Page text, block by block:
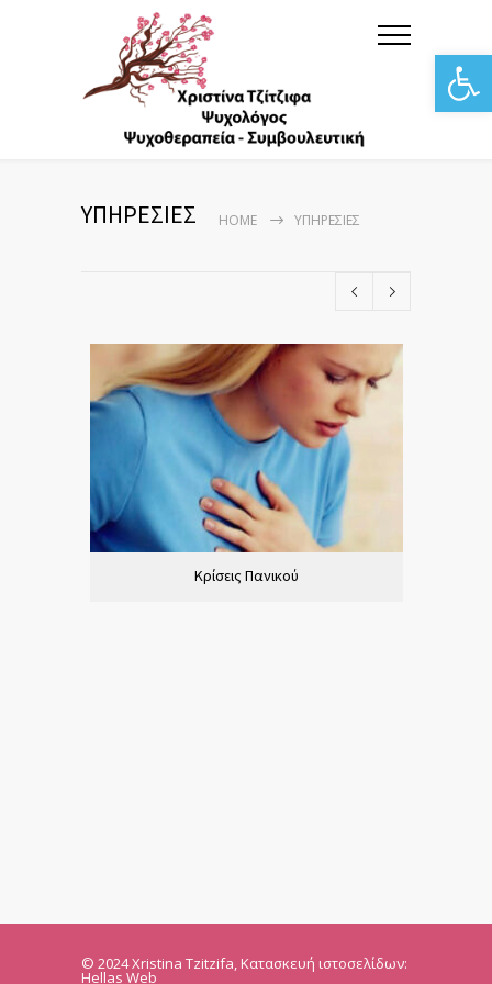
ΥΠΗΡΕΣΙΕΣ HOME ΥΠΗΡΕΣΙΕΣ
Κρίσεις Πανικού
© 2024 Xristina Tzitzifa, Κατασκευή ιστοσελίδων:
Hellas Web